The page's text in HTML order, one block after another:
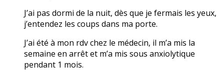
J’ai pas dormi de la nuit, dès que je fermais les yeux,
j’entendez les coups dans ma porte.
J’ai été à mon rdv chez le médecin, il m’a mis la
semaine en arrêt et m’a mis sous anxiolytique
pendant 1 mois.